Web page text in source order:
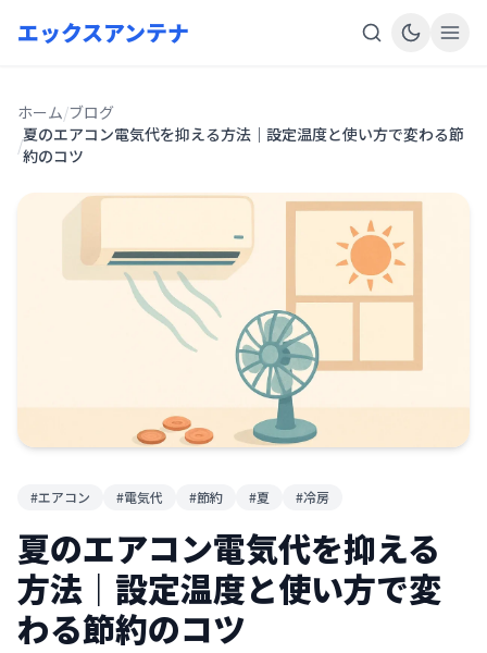
エックスアンテナ
ホーム/ブログ
/夏のエアコン電気代を抑える方法｜設定温度と使い方で変わる節
約のコツ
#エアコン #電気代 #節約 #夏 #冷房
夏のエアコン電気代を抑える
方法｜設定温度と使い方で変
わる節約のコツ